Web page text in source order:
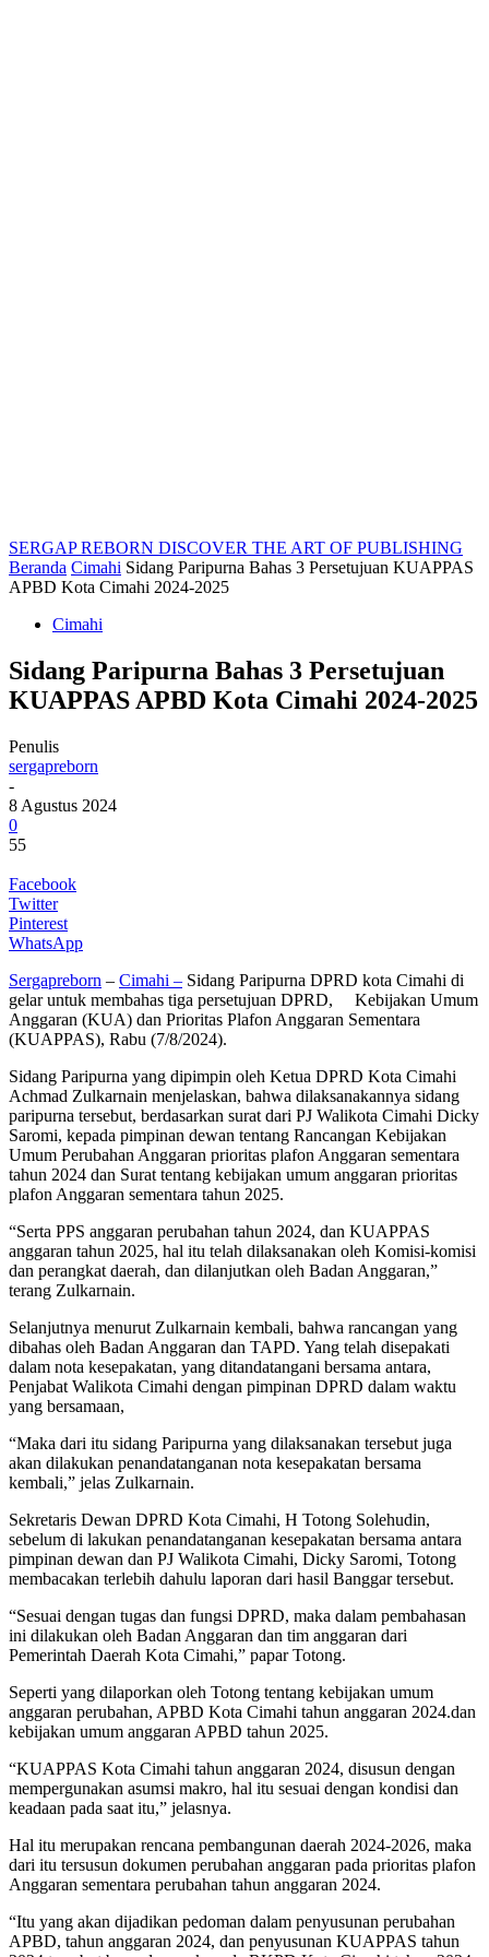
SERGAP REBORN DISCOVER THE ART OF PUBLISHING
Beranda Cimahi Sidang Paripurna Bahas 3 Persetujuan KUAPPAS
APBD Kota Cimahi 2024-2025
Cimahi
Sidang Paripurna Bahas 3 Persetujuan
KUAPPAS APBD Kota Cimahi 2024-2025
Penulis
sergapreborn
-
8 Agustus 2024
0
55
Facebook
Twitter
Pinterest
WhatsApp
Sergapreborn – Cimahi – Sidang Paripurna DPRD kota Cimahi di
gelar untuk membahas tiga persetujuan DPRD, Kebijakan Umum
Anggaran (KUA) dan Prioritas Plafon Anggaran Sementara
(KUAPPAS), Rabu (7/8/2024).
Sidang Paripurna yang dipimpin oleh Ketua DPRD Kota Cimahi
Achmad Zulkarnain menjelaskan, bahwa dilaksanakannya sidang
paripurna tersebut, berdasarkan surat dari PJ Walikota Cimahi Dicky
Saromi, kepada pimpinan dewan tentang Rancangan Kebijakan
Umum Perubahan Anggaran prioritas plafon Anggaran sementara
tahun 2024 dan Surat tentang kebijakan umum anggaran prioritas
plafon Anggaran sementara tahun 2025.
“Serta PPS anggaran perubahan tahun 2024, dan KUAPPAS
anggaran tahun 2025, hal itu telah dilaksanakan oleh Komisi-komisi
dan perangkat daerah, dan dilanjutkan oleh Badan Anggaran,”
terang Zulkarnain.
Selanjutnya menurut Zulkarnain kembali, bahwa rancangan yang
dibahas oleh Badan Anggaran dan TAPD. Yang telah disepakati
dalam nota kesepakatan, yang ditandatangani bersama antara,
Penjabat Walikota Cimahi dengan pimpinan DPRD dalam waktu
yang bersamaan,
“Maka dari itu sidang Paripurna yang dilaksanakan tersebut juga
akan dilakukan penandatanganan nota kesepakatan bersama
kembali,” jelas Zulkarnain.
Sekretaris Dewan DPRD Kota Cimahi, H Totong Solehudin,
sebelum di lakukan penandatanganan kesepakatan bersama antara
pimpinan dewan dan PJ Walikota Cimahi, Dicky Saromi, Totong
membacakan terlebih dahulu laporan dari hasil Banggar tersebut.
“Sesuai dengan tugas dan fungsi DPRD, maka dalam pembahasan
ini dilakukan oleh Badan Anggaran dan tim anggaran dari
Pemerintah Daerah Kota Cimahi,” papar Totong.
Seperti yang dilaporkan oleh Totong tentang kebijakan umum
anggaran perubahan, APBD Kota Cimahi tahun anggaran 2024.dan
kebijakan umum anggaran APBD tahun 2025.
“KUAPPAS Kota Cimahi tahun anggaran 2024, disusun dengan
mempergunakan asumsi makro, hal itu sesuai dengan kondisi dan
keadaan pada saat itu,” jelasnya.
Hal itu merupakan rencana pembangunan daerah 2024-2026, maka
dari itu tersusun dokumen perubahan anggaran pada prioritas plafon
Anggaran sementara perubahan tahun anggaran 2024.
“Itu yang akan dijadikan pedoman dalam penyusunan perubahan
APBD, tahun anggaran 2024, dan penyusunan KUAPPAS tahun